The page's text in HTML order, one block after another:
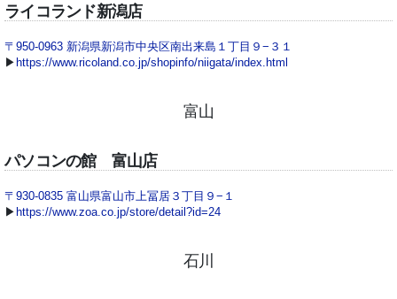
ライコランド新潟店
〒950-0963 新潟県新潟市中央区南出来島１丁目９−３１
▶ https://www.ricoland.co.jp/shopinfo/niigata/index.html
富山
パソコンの館 富山店
〒930-0835 富山県富山市上冨居３丁目９−１
▶ https://www.zoa.co.jp/store/detail?id=24
石川